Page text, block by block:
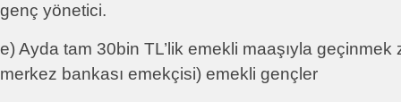
genç yönetici.
e) Ayda tam 30bin TL’lik emekli maaşıyla
merkez bankası emekçisi) emekli gençler